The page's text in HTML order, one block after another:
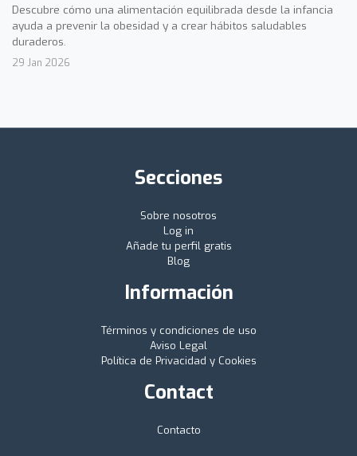
Descubre cómo una alimentación equilibrada desde la infancia
ayuda a prevenir la obesidad y a crear hábitos saludables
duraderos.
29 Jan 2026
Secciones
Sobre nosotros
Log in
Añade tu perfil gratis
Blog
Información
Términos y condiciones de uso
Aviso Legal
Política de Privacidad y Cookies
Contact
Contacto